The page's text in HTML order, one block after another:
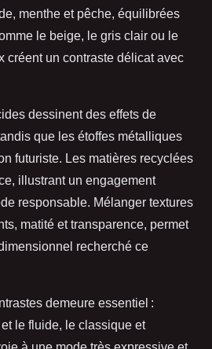
menthe et pêche, équilibrées
le beige, le gris clair ou le
créent un contraste délicat avec
dessinent des effets de
que les étoffes métalliques
futuriste. Les matières recyclées
illustrant un engagement
responsable. Mélanger textures
matité et transparence, permet
recherché ce
demeure essentiel :
le fluide, le classique et